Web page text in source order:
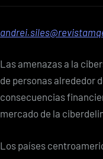
Las amenazas a la
de personas alrededor
consecuencias
mercado de la
Los países